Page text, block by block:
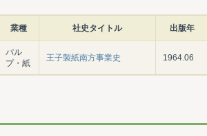
業種 社史タイトル 出版年
パル
プ・紙
王子製紙南方事業史 1964.06